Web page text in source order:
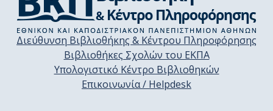
Διεύθυνση Βιβλιοθήκης & Κέντρου Πληροφόρησης
Βιβλιοθήκες Σχολών του ΕΚΠΑ
Υπολογιστικό Κέντρο Βιβλιοθηκών
Επικοινωνία / Helpdesk